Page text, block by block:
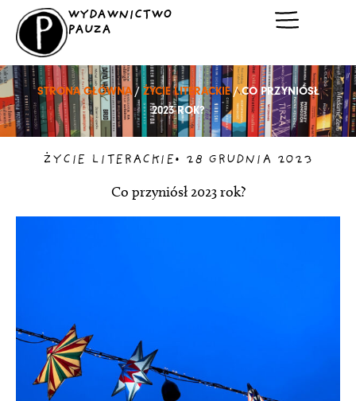
Przejdź
treści
WYDAWNICTWO
PAUZA
STRONA GŁÓWNA/ ŻYCIE LITERACKIE/ CO PRZYNIÓSŁ
2023 ROK?
ŻYCIE LITERACKIE• 28 GRUDNIA 2023
Co przyniósł 2023 rok?